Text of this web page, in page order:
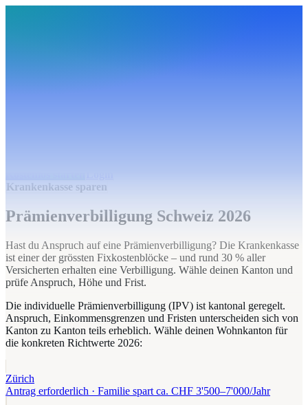
Krankenkasse sparen
Prämienverbilligung Schweiz 2026
Hast du Anspruch auf eine Prämienverbilligung? Die Krankenkasse
ist einer der grössten Fixkostenblöcke – und rund 30 % aller
Versicherten erhalten eine Verbilligung. Wähle deinen Kanton und
prüfe Anspruch, Höhe und Frist.
Die individuelle Prämienverbilligung (IPV) ist kantonal geregelt.
Anspruch, Einkommensgrenzen und Fristen unterscheiden sich von
Kanton zu Kanton teils erheblich. Wähle deinen Wohnkanton für
die konkreten Richtwerte 2026:
Zürich
Antrag erforderlich · Familie spart ca. CHF 3'500–7'000/Jahr